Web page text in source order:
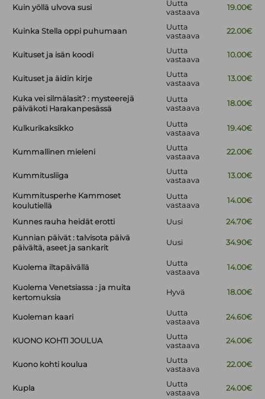
Kuin yöllä ulvova susi
Uutta
vastaava
19.00€
Kuinka Stella oppi puhumaan
Uutta
vastaava
22.00€
Kuituset ja isän koodi
Uutta
vastaava
10.00€
Kuituset ja äidin kirje
Uutta
vastaava
13.00€
Kuka vei silmälasit? : mysteerejä
päiväkoti Harakanpesässä
Uutta
vastaava
18.00€
Kulkurikaksikko
Uutta
vastaava
19.40€
Kummallinen mieleni
Uutta
vastaava
22.00€
Kummitusliiga
Uutta
vastaava
13.00€
Kummitusperhe Kammoset
koulutiellä
Uutta
vastaava
14.00€
Kunnes rauha heidät erotti Uusi
24.70€
Kunnian päivät : talvisota päivä
päivältä, aseet ja sankarit
Uusi 34.90€
Kuolema iltapäivällä
Uutta
vastaava
14.00€
Kuolema Venetsiassa : ja muita
kertomuksia
Hyvä 18.00€
Kuoleman kaari
Uutta
vastaava
24.60€
KUONO KOHTI JOULUA
Uutta
vastaava
24.00€
Kuono kohti koulua
Uutta
vastaava
22.00€
Kupla
Uutta
vastaava
24.00€